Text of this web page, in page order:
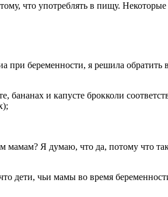
что употреблять в пищу.
при беременности, я решила обратить
и капусте брокколи
Я думаю, что да, потому что
дети, чьи мамы во время